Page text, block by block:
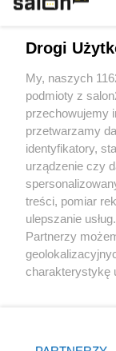
Sport
Kultura
X
Drogi
My, naszych
podmioty z
przechowujemy
przetwarzamy
identyfikatory,
urządzenie czy
treści, pomiar
ulepszanie
Partnerzy
charakterystykę
zmienić/